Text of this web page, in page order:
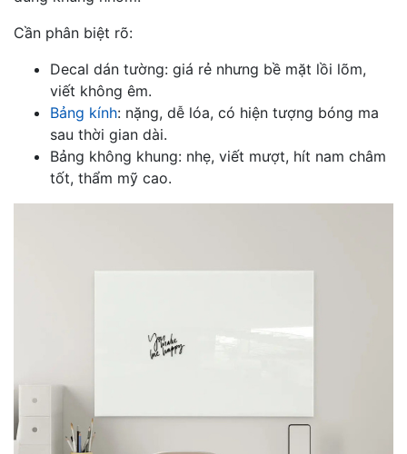
Cần phân biệt rõ:
Decal dán tường: giá rẻ nhưng bề mặt lồi lõm,
viết không êm.
Bảng kính: nặng, dễ lóa, có hiện tượng bóng ma
sau thời gian dài.
Bảng không khung: nhẹ, viết mượt, hít nam châm
tốt, thẩm mỹ cao.